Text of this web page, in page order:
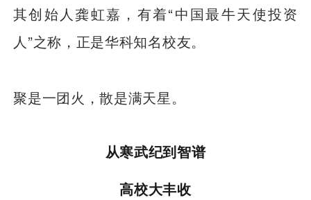
其创始人龚虹嘉，有着“中国最牛天使投资
人”之称，正是华科知名校友。
聚是一团火，散是满天星。
从寒武纪到智谱
高校大丰收